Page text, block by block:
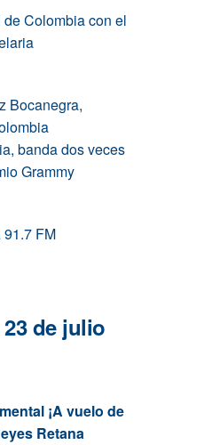
Colombia con el
Bocanegra,
banda dos veces
Grammy
FM
de julio
¡A vuelo de
Retana